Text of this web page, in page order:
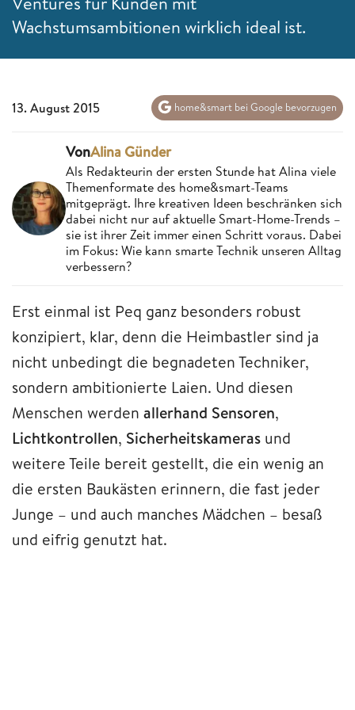
Wachstumsambitionen wirklich ideal ist.
13. August 2015 home&smart bei Google bevorzugen
VonAlina Günder
Als Redakteurin der ersten Stunde hat Alina viele
Themenformate des home&smart-Teams
mitgeprägt. Ihre kreativen Ideen beschränken sich
dabei nicht nur auf aktuelle Smart-Home-Trends –
sie ist ihrer Zeit immer einen Schritt voraus. Dabei
im Fokus: Wie kann smarte Technik unseren Alltag
verbessern?
Erst einmal ist Peq ganz besonders robust
konzipiert, klar, denn die Heimbastler sind ja
nicht unbedingt die begnadeten Techniker,
sondern ambitionierte Laien. Und diesen
Menschen werden allerhand Sensoren,
Lichtkontrollen, Sicherheitskameras und
weitere Teile bereit gestellt, die ein wenig an
die ersten Baukästen erinnern, die fast jeder
Junge – und auch manches Mädchen – besaß
und eifrig genutzt hat.